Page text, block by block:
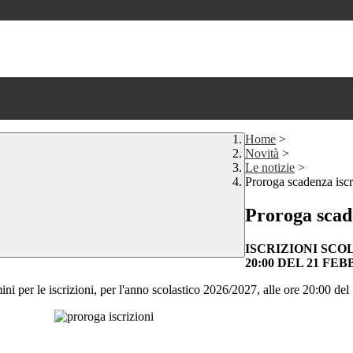
Home >
Novità >
Le notizie >
Proroga scadenza
Proroga
ISCRIZIONI
20:00 DEL 21
per le iscrizioni, per l'anno scolastico 2026/2027, alle ore 20:00